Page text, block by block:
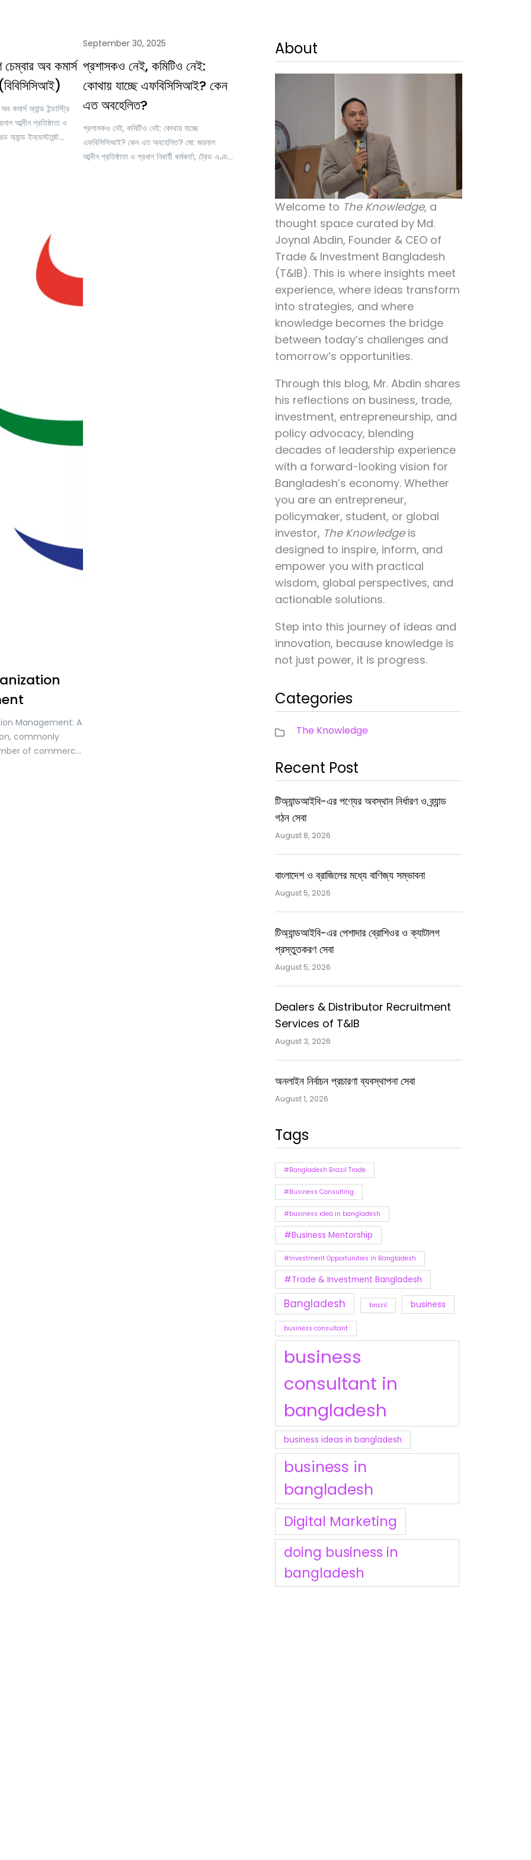
চেম্বার অব কমার্স
কমার্স অ্যান্ড ইন্ডাস্ট্রি
আব্দীন প্রতিষ্ঠাতা ও
অ্যান্ড ইনভেস্টমেন্ট
বাণিজ্য,…
September 30, 2025
প্রশাসকও নেই, কমিটিও নেই:
কোথায় যাচ্ছে এফবিসিসিআই? কেন
এত অবহেলিত?
প্রশাসকও নেই, কমিটিও নেই: কোথায় যাচ্ছে
এফবিসিসিআই? কেন এত অবহেলিত? মো: জয়নাল
আব্দীন প্রতিষ্ঠাতা ও প্রধান নিবার্হী কর্মকর্তা, ট্রেড এণ্ড
Management: A
commonly
of commerce
or business
organization
About
Welcome to The Knowledge, a
thought space curated by Md.
Joynal Abdin, Founder & CEO of
Trade & Investment Bangladesh
(T&IB). This is where insights meet
experience, where ideas transform
into strategies, and where
knowledge becomes the bridge
between today’s challenges and
tomorrow’s opportunities.
Through this blog, Mr. Abdin shares
his reflections on business, trade,
investment, entrepreneurship, and
policy advocacy, blending
decades of leadership experience
with a forward-looking vision for
Bangladesh’s economy. Whether
you are an entrepreneur,
policymaker, student, or global
investor, The Knowledgeis
designed to inspire, inform, and
empower you with practical
wisdom, global perspectives, and
actionable solutions.
Step into this journey of ideas and
innovation, because knowledge is
not just power, it is progress.
Categories
The Knowledge
Recent Post
টিঅ্যান্ডআইবি-এর পণ্যের অবস্থান নির্ধারণ ও ব্র্যান্ড
গঠন সেবা
August 8, 2026
বাংলাদেশ ও ব্রাজিলের মধ্যে বাণিজ্য সম্ভাবনা
August 5, 2026
টিঅ্যান্ডআইবি-এর পেশাদার ব্রোশিওর ও ক্যাটালগ
প্রস্তুতকরণ সেবা
August 5, 2026
Dealers & Distributor Recruitment
Services of T&IB
August 3, 2026
অনলাইন নির্বাচন প্রচারণা ব্যবস্থাপনা সেবা
August 1, 2026
Tags
#Bangladesh Brazil Trade
#Business Consulting
#business idea in bangladesh
#Business Mentorship
#Investment Opportunities in Bangladesh
#Trade & Investment Bangladesh
Bangladesh brazil business
business consultant
business
consultant in
bangladesh
business ideas in bangladesh
business in
bangladesh
Digital Marketing
doing business in
bangladesh